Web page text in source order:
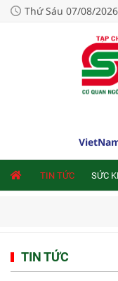
Thứ Sáu 07/08/
TIN TỨC SỨC
TIN TỨC